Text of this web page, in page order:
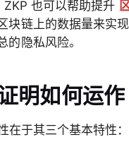
ZKP 也可以帮助提升
块链上的数据量来实
的隐私风险。
明如何运作
在于其三个基本特性